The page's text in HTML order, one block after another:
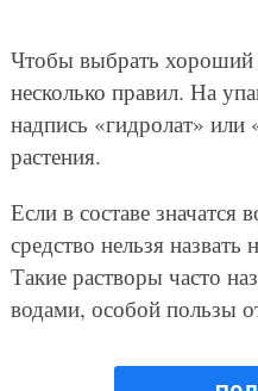
Чтобы выбрать
несколько правил. На
надпись «гидролат» или
растения.
Если в составе значатся
средство нельзя
Такие растворы часто
водами, особой пользы